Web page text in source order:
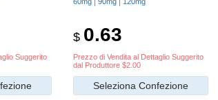
Suggerito
$ 0.63
Prezzo di Vendita al Dettaglio Suggerito
dal Produttore $2.00
Seleziona Confezione